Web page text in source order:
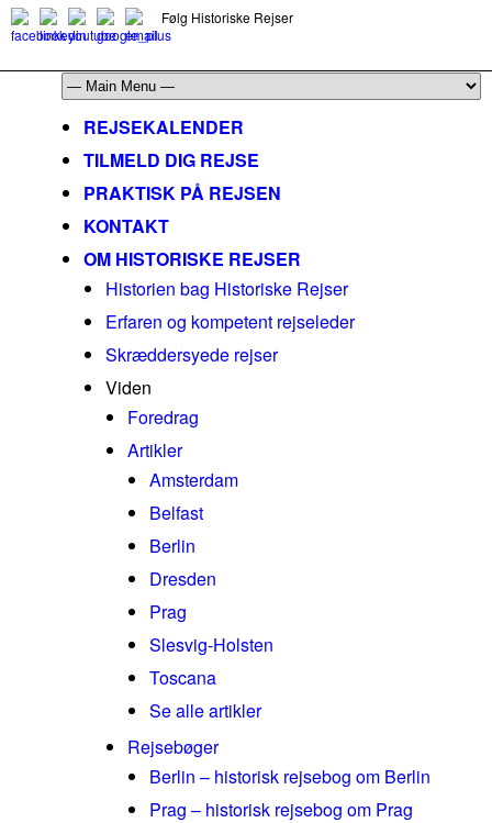
Følg Historiske Rejser
REJSEKALENDER
TILMELD DIG REJSE
PRAKTISK PÅ REJSEN
KONTAKT
OM HISTORISKE REJSER
Historien bag Historiske Rejser
Erfaren og kompetent rejseleder
Skræddersyede rejser
Viden
Foredrag
Artikler
Amsterdam
Belfast
Berlin
Dresden
Prag
Slesvig-Holsten
Toscana
Se alle artikler
Rejsebøger
Berlin – historisk rejsebog om Berlin
Prag – historisk rejsebog om Prag